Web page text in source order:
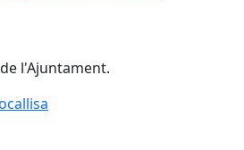
l'Ajuntament.